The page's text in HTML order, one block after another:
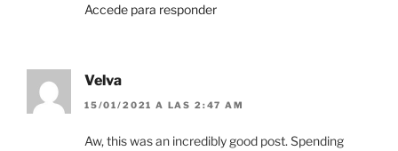
Accede para responder
Velva
15/01/2021 A LAS 2:47 AM
Aw, this was an incredibly good post. Spending